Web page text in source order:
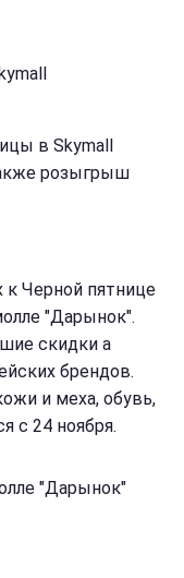
в Skymall
розыгрыш
к Черной пятнице
"Дарынок".
скидки а
брендов.
и меха, обувь,
с 24 ноября.
"Дарынок"